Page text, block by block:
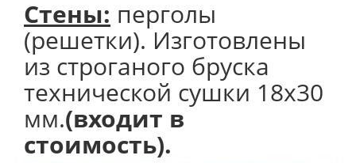
Стены: перголы
(решетки). Изготовлены
из строганого бруска
технической сушки 18х30
мм.(входит в
стоимость).